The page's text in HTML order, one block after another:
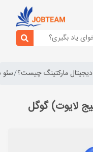
دیجیتال مارکتینگ چیست؟